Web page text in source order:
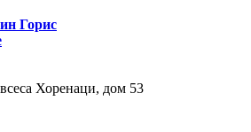
Горис
Хоренаци, дом 53